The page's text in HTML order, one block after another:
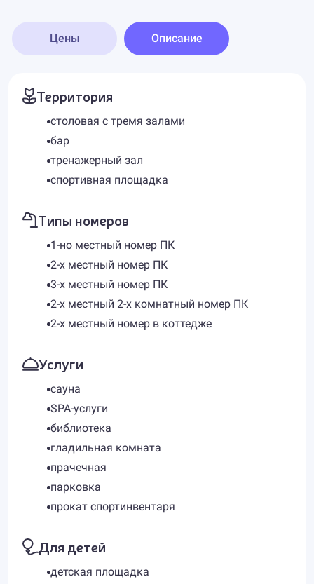
Цены Описание
Территория
столовая с тремя залами
бар
тренажерный зал
спортивная площадка
Типы номеров
1-но местный номер ПК
2-х местный номер ПК
3-х местный номер ПК
2-х местный 2-х комнатный номер ПК
2-х местный номер в коттедже
Услуги
сауна
SPA-услуги
библиотека
гладильная комната
прачечная
парковка
прокат спортинвентаря
Для детей
детская площадка